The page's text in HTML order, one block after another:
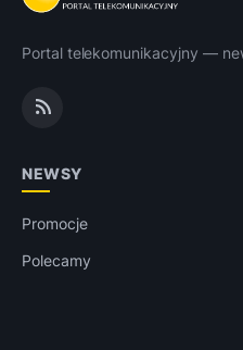
Portal telekomunikacyjny —
NEWSY
Promocje
Polecamy